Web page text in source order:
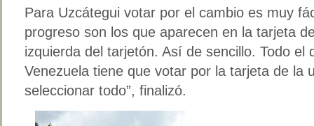
Para Uzcátegui votar por el cambio es muy
progreso son los que aparecen en la tarjeta
izquierda del tarjetón. Así de sencillo. Todo el
Venezuela tiene que votar por la tarjeta de la
seleccionar todo”, finalizó.